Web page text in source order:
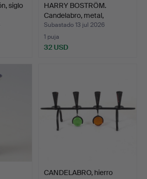
siglo
HARRY BOSTRÖM.
Candelabro, metal,
"Spiral"…
Subastado 13 jul 2026
1 puja
32 USD
CANDELABRO, hierro